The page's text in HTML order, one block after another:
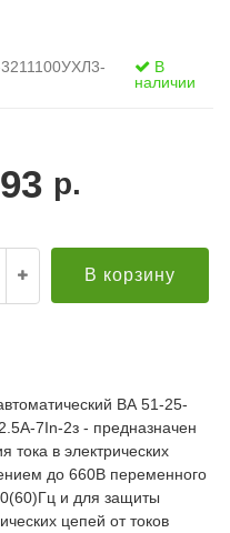
в Бурятию. Спасибо за
и быструю доставку!
Евгению отдельное спасибо
к делу, понимание и
В
наличии
р.
В корзину
ВА 51-25-
7In-2з - предназначен
тока в электрических
до 660В переменного
и для защиты
цепей от токов